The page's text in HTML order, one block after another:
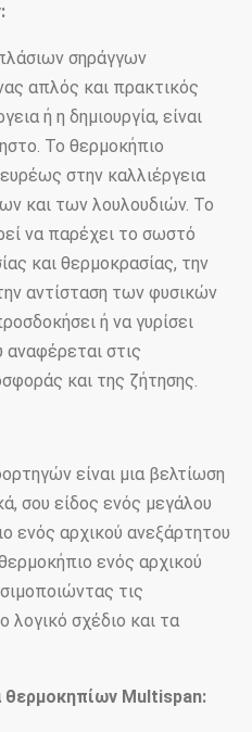
σηράγγων
απλός και πρακτικός
ή η δημιουργία, είναι
Το θερμοκήπιο
στην καλλιέργεια
και των λουλουδιών. Το
να παρέχει το σωστό
και θερμοκρασίας, την
αντίσταση των φυσικών
ή να γυρίσει
στις
και της ζήτησης.
είναι μια βελτίωση
σου είδος ενός μεγάλου
ενός αρχικού ανεξάρτητου
ενός αρχικού
τις
λογικό σχέδιο και τα
θερμοκηπίων Multispan: